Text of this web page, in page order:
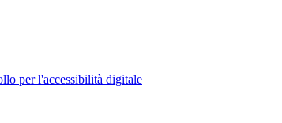
per l'accessibilità digitale